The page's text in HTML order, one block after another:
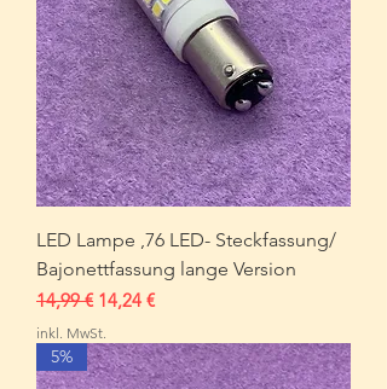
LED Lampe ,76 LED- Steckfassung/
Bajonettfassung lange Version
Standardpreis
14,99 € Sale-Preis
14,24 €
inkl. MwSt.
5%